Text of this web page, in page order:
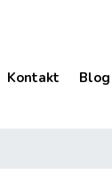
Kontakt Blog